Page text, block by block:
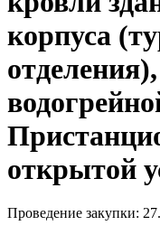
корпуса
открытой
Проведение закупки: